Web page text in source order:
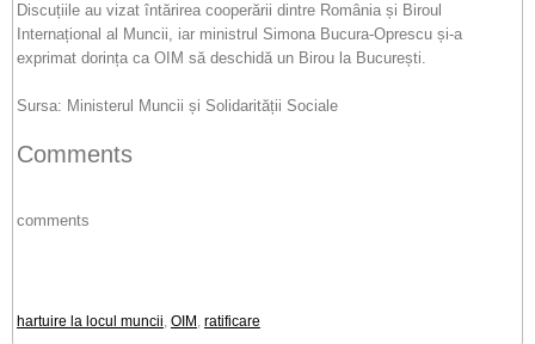
Discuțiile au vizat întărirea cooperării dintre România și Biroul
Internațional al Muncii, iar ministrul Simona Bucura-Oprescu și-a
exprimat dorința ca OIM să deschidă un Birou la București.
Sursa: Ministerul Muncii și Solidarității Sociale
Comments
comments
hartuire la locul muncii, OIM , ratificare